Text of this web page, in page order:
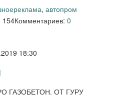
реклама, автопром
154Комментариев: 0
18:30
ГАЗОБЕТОН. ОТ ГУРУ